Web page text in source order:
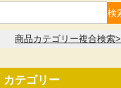
商品カテゴリー複合検索>
カテゴリー